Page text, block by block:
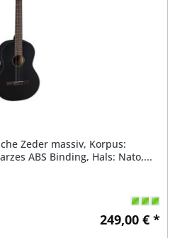
Zeder massiv, Korpus:
ABS Binding, Hals: Nato,...
249,00 € *